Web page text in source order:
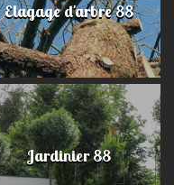
Elagage d'arbre 88
Jardinier 88